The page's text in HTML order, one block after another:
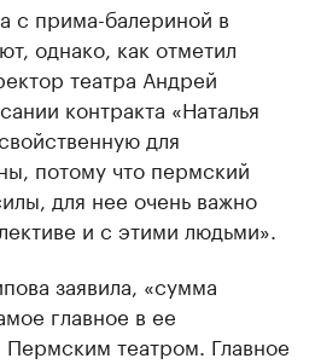
с прима-балериной в
однако, как отметил
театра Андрей
контракта «Наталья
для
потому что пермский
для нее очень важно
и с этими людьми».
заявила, «сумма
главное в ее
Пермским театром. Главное